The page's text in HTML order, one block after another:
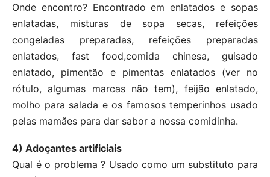
Onde encontro? Encontrado em enlatados e sopas
enlatadas, misturas de sopa secas, refeições
congeladas preparadas, refeições preparadas
enlatados, fast food,comida chinesa, guisado
enlatado, pimentão e pimentas enlatados (ver no
rótulo, algumas marcas não tem), feijão enlatado,
molho para salada e os famosos temperinhos usado
pelas mamães para dar sabor a nossa comidinha.
4) Adoçantes artificiais
Qual é o problema ? Usado como um substituto para